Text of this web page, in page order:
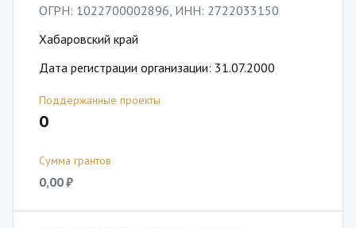
ОГРН: 1022700002896, ИНН: 2722033150
Хабаровский край
Дата регистрации организации: 31.07.2000
Поддержанные проекты
0
Сумма грантов
0,00 ₽